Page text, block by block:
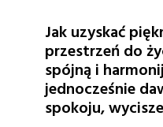
Jak uzyskać
przestrzeń do
spójną i
jednocześnie
spokoju,